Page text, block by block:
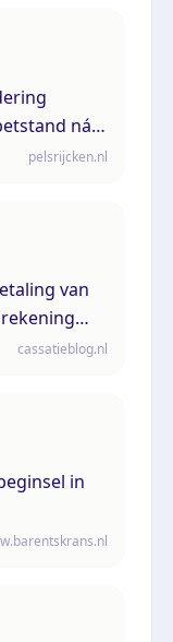
ná
pelsrijcken.nl
van
cassatieblog.nl
in